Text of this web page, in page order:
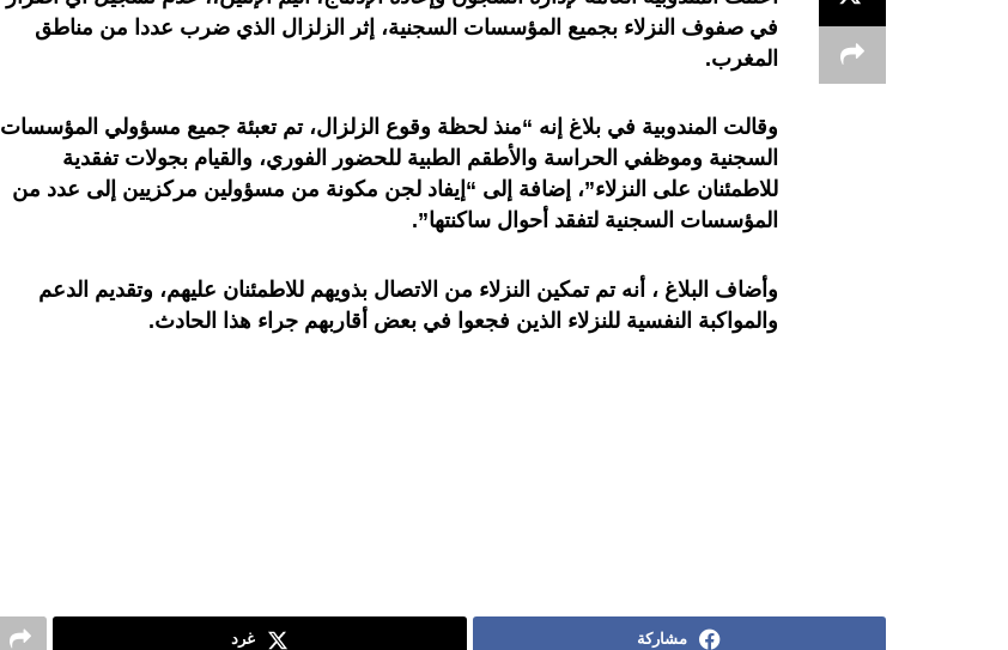
في صفوف النزلاء بجميع المؤسسات السجنية، إثر الزلزال الذي ضرب عددا من مناطق
المغرب.
وقالت المندوبية في بلاغ إنه “منذ لحظة وقوع الزلزال، تم تعبئة جميع مسؤولي المؤسسات
السجنية وموظفي الحراسة والأطقم الطبية للحضور الفوري، والقيام بجولات تفقدية
للاطمئنان على النزلاء”، إضافة إلى “إيفاد لجن مكونة من مسؤولين مركزيين إلى عدد من
المؤسسات السجنية لتفقد أحوال ساكنتها”.
وأضاف البلاغ ، أنه تم تمكين النزلاء من الاتصال بذويهم للاطمئنان عليهم، وتقديم الدعم
والمواكبة النفسية للنزلاء الذين فجعوا في بعض أقاربهم جراء هذا الحادث.
مشاركة غرد